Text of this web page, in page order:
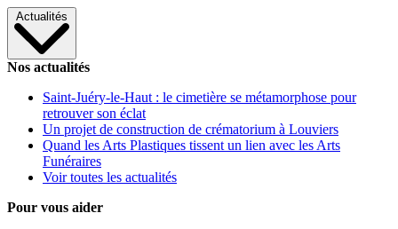
Actualités
Nos actualités
Saint-Juéry-le-Haut : le cimetière se métamorphose pour
retrouver son éclat
Un projet de construction de crématorium à Louviers
Quand les Arts Plastiques tissent un lien avec les Arts
Funéraires
Voir toutes les actualités
Pour vous aider